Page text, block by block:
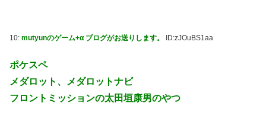
10: mutyunのゲーム+α ブログがお送りします。 ID:zJOuBS1aa
ポケスペ
メダロット、メダロットナビ
フロントミッションの太田垣康男のやつ